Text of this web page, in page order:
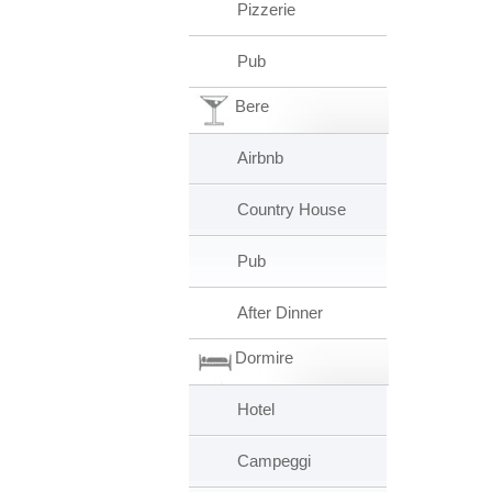
Pizzerie
Pub
Bere
Airbnb
Country House
Pub
After Dinner
Dormire
Hotel
Campeggi